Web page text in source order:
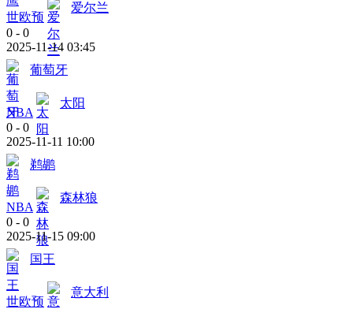
世欧预
爱尔兰
0 - 0
2025-11-14 03:45
葡萄牙
NBA
太阳
0 - 0
2025-11-11 10:00
鹈鹕
NBA
森林狼
0 - 0
2025-11-15 09:00
国王
世欧预
意大利